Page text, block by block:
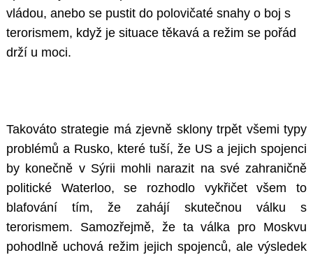
vládou, anebo se pustit do polovičaté snahy o boj s
terorismem, když je situace těkavá a režim se pořád
drží u moci.
Takováto strategie má zjevně sklony trpět všemi typy
problémů a Rusko, které tuší, že US a jejich spojenci
by konečně v Sýrii mohli narazit na své zahraničně
politické Waterloo, se rozhodlo vykřičet všem to
blafování tím, že zahájí skutečnou válku s
terorismem. Samozřejmě, že ta válka pro Moskvu
pohodlně uchová režim jejich spojenců, ale výsledek